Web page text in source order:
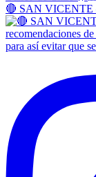
🔴 SAN VICENTE